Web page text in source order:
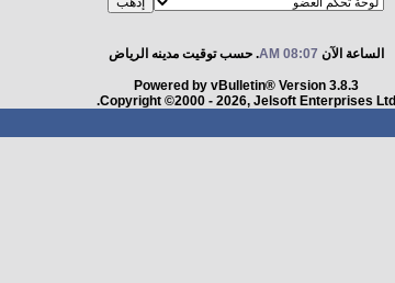
الساعة الآن 08:07 AM . حسب توقيت مدينه الرياض
Powered by vBulletin® Version 3.8.3
Copyright ©2000 - 2026, Jelsoft Enterprises Ltd.